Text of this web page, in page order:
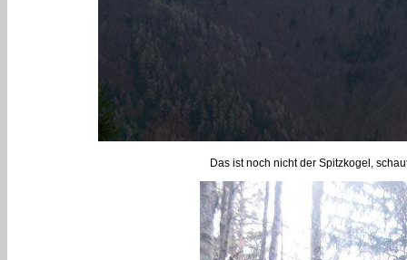
Das ist noch nicht der Spitzkogel,